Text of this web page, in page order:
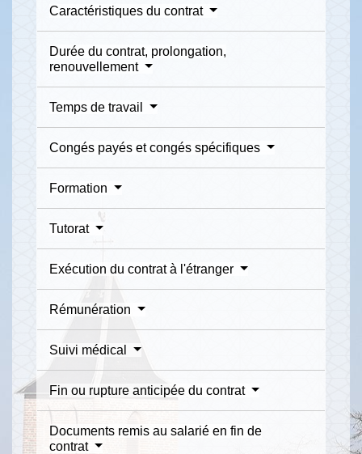
Caractéristiques du contrat
Durée du contrat, prolongation,
renouvellement
Temps de travail
Congés payés et congés spécifiques
Formation
Tutorat
Exécution du contrat à l'étranger
Rémunération
Suivi médical
Fin ou rupture anticipée du contrat
Documents remis au salarié en fin de
contrat